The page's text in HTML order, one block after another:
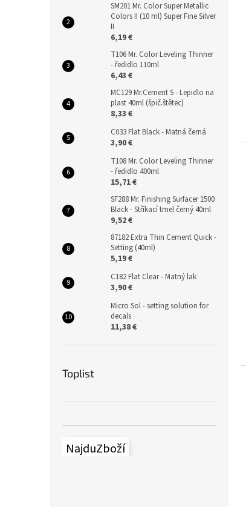
SM201 Mr. Color Super Metallic
Colors II (10 ml) Super Fine Silver
II
6,19 €
T106 Mr. Color Leveling Thinner
- ředidlo 110ml
6,43 €
MC129 Mr.Cement S - Lepidlo na
plast 40ml (špič.štětec)
8,33 €
C033 Flat Black - Matná černá
3,90 €
T108 Mr. Color Leveling Thinner
- ředidlo 400ml
15,71 €
SF288 Mr. Finishing Surfacer 1500
Black - Stříkací tmel černý 40ml
9,52 €
87182 Extra Thin Cement Quick -
Setting (40ml)
5,19 €
C182 Flat Clear - Matný lak
3,90 €
Micro Sol - setting solution for
decals
11,38 €
Toplist
NajduZboží